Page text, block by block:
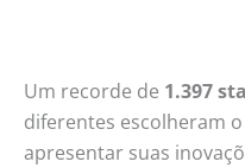
Um recorde de 1.397
diferentes escolheram
apresentar suas